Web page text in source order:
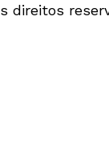
direitos